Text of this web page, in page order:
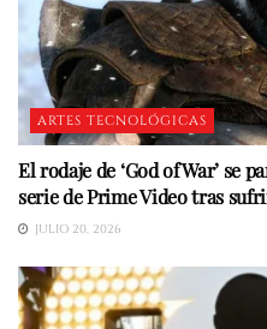
ARTES TECNOLÓGICAS
El rodaje de ‘God of War’ se
serie de Prime Video tras
JULIO 20, 2026